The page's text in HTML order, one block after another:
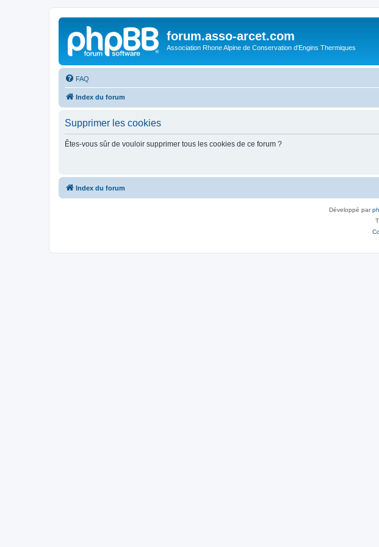
forum.asso-arcet.com
Association Rhone Alpine de Conservation d'Engins Thermiques
FAQ
Index du forum
Supprimer les cookies
Êtes-vous sûr de vouloir supprimer tous les cookies de ce forum ?
Index du forum
Développé par